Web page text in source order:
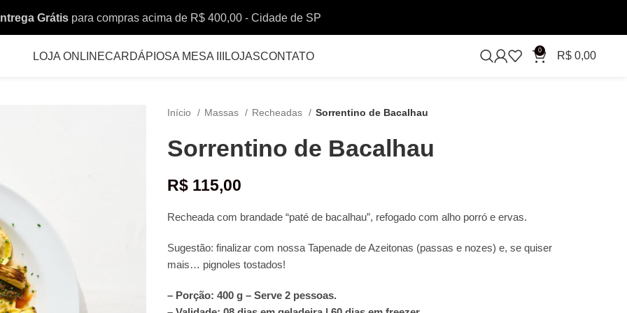
Grátispara compras acima de R$ 400,00 - Cidade de SP
LOJA ONLINECARDÁPIOSA MESA III LOJASCONTATO 0 R$ 0,00
Início Massas Recheadas Sorrentino de Bacalhau
Sorrentino de Bacalhau
R$ 115,00
Recheada com brandade “paté de bacalhau”, refogado com alho porró e ervas.
Sugestão: finalizar com nossa Tapenade de Azeitonas (passas e nozes) e, se quiser
mais… pignoles tostados!
– Porção: 400 g – Serve 2 pessoas.